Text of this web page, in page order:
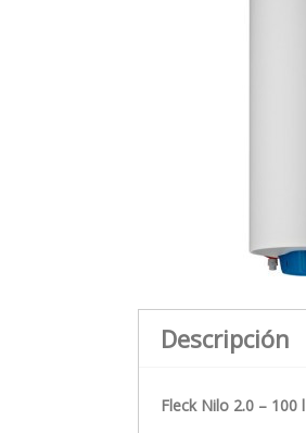
Descripción
Fleck Nilo 2.0 – 100 l